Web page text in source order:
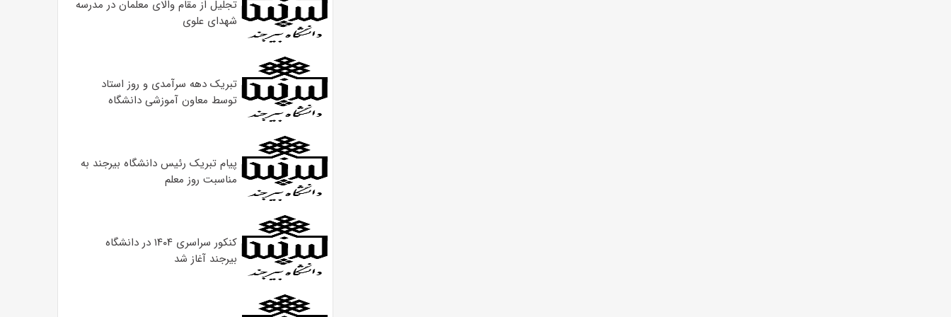
تجلیل از مقام والای معلمان در مدرسه
شهدای علوی
تبریک دهه سرآمدی و روز استاد
توسط معاون آموزشی دانشگاه
پیام تبریک رئیس دانشگاه بیرجند به
مناسبت روز معلم
کنکور سراسری ۱۴۰۴ در دانشگاه
بیرجند آغاز شد